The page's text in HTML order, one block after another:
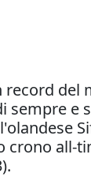
del
sempre e
crono all-